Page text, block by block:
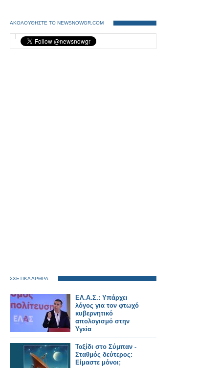
ΑΚΟΛΟΥΘΗΣΤΕ ΤΟ NEWSNOWGR.COM
ΣΧΕΤΙΚΑ ΑΡΘΡΑ
ΕΛ.Α.Σ.: Υπάρχει
λόγος για τον φτωχό
κυβερνητικό
απολογισμό στην
Υγεία
Ταξίδι στο Σύμπαν -
Σταθμός δεύτερος:
Είμαστε μόνοι;